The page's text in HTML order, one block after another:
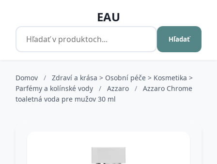
EAU
Hľadať
Domov /
Zdraví a krása > Osobní péče > Kosmetika >
Parfémy a kolínské vody
/ Azzaro /
Azzaro Chrome
toaletná voda pre mužov 30 ml